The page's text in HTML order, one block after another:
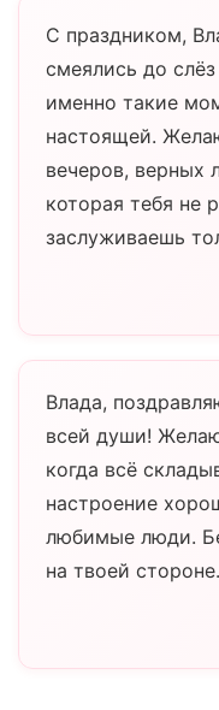
С праздником,
смеялись до
именно такие
настоящей.
вечеров, верных
которая тебя не
заслуживаешь
Влада,
всей души!
когда всё
настроение
любимые люди.
на твоей стороне.